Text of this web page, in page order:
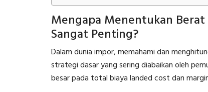
Mengapa Menentukan
Sangat Penting?
Dalam dunia impor, memahami dan
strategi dasar yang sering diabaikan oleh
besar pada total biaya landed cost dan